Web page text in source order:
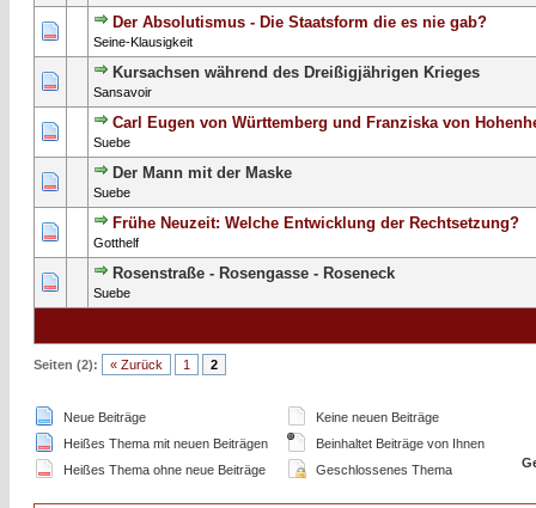
Der Absolutismus - Die Staatsform die es nie gab?
Seine-Klausigkeit
0 Bewertung(en) - 0 von 5 durchschnittlich
12345
Kursachsen während des Dreißigjährigen Krieges
Sansavoir
1 Bewertung(en) - 5 von 5 durchschnittlich
12 34 5
Carl Eugen von Württemberg und Franziska von
Suebe
0 Bewertung(en) - 0 von 5 durchschnittlich
12345
Der Mann mit der Maske
Suebe
0 Bewertung(en) - 0 von 5 durchschnittlich
1
Frühe Neuzeit: Welche Entwicklung der Rechtsetzung?
Gotthelf
0 Bewertung(en) - 0 von 5 durchschnittlich
12345
Rosenstraße - Rosengasse - Roseneck
Suebe
1 Bewertung(en) - 5 von 5 durchschnittlich
123 5
Seiten (2): « Zurück 1 2
Neue Beiträge
Heißes Thema mit neuen Beiträgen
Heißes Thema ohne neue Beiträge
Keine neuen Beiträge
Beinhaltet Beiträge von Ihnen
Geschlossenes Thema